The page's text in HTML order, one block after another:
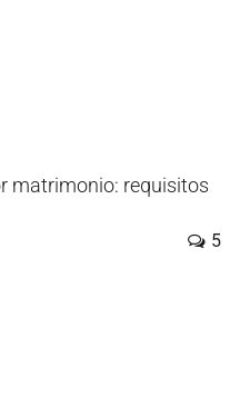
matrimonio: requisitos
5